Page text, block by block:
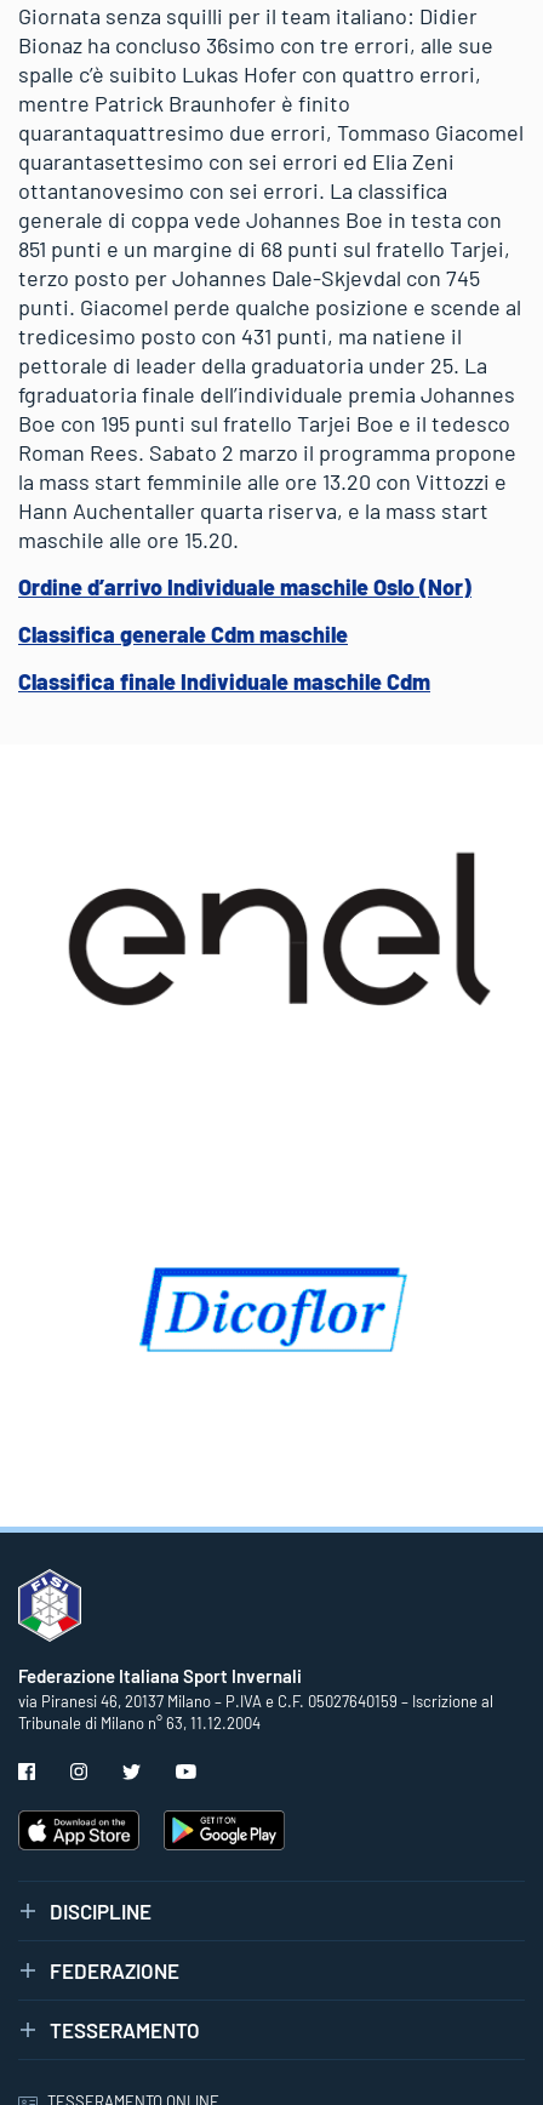
Giornata senza squilli per il team italiano: Didier
Bionaz ha concluso 36simo con tre errori, alle sue
spalle c’è suibito Lukas Hofer con quattro errori,
mentre Patrick Braunhofer è finito
quarantaquattresimo due errori, Tommaso Giacomel
quarantasettesimo con sei errori ed Elia Zeni
ottantanovesimo con sei errori. La classifica
generale di coppa vede Johannes Boe in testa con
851 punti e un margine di 68 punti sul fratello Tarjei,
terzo posto per Johannes Dale-Skjevdal con 745
punti. Giacomel perde qualche posizione e scende al
tredicesimo posto con 431 punti, ma natiene il
pettorale di leader della graduatoria under 25. La
fgraduatoria finale dell’individuale premia Johannes
Boe con 195 punti sul fratello Tarjei Boe e il tedesco
Roman Rees. Sabato 2 marzo il programma propone
la mass start femminile alle ore 13.20 con Vittozzi e
Hann Auchentaller quarta riserva, e la mass start
maschile alle ore 15.20.
Ordine d’arrivo Individuale maschile Oslo (Nor)
Classifica generale Cdm maschile
Classifica finale Individuale maschile Cdm
Federazione Italiana Sport Invernali
via Piranesi 46, 20137 Milano – P.IVA e C.F. 05027640159 – Iscrizione al
Tribunale di Milano n° 63, 11.12.2004
DISCIPLINE
FEDERAZIONE
TESSERAMENTO